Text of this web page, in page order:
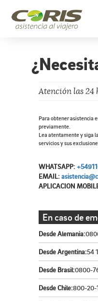
Atención las 24
Para obtener asistencia
previamente.
Lea atentamente y siga
servicios y sus
WHATSAPP:
EMAIL:
APLICACION
En caso de
Desde Alemania:
Desde Argentina:54
Desde Brasil:0800-
Desde Chile:800-20-